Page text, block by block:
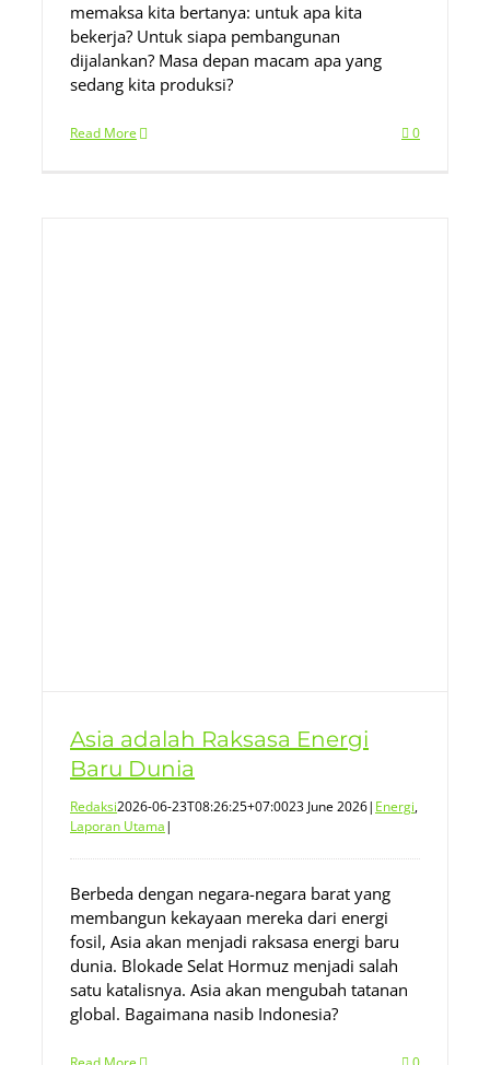
memaksa kita bertanya: untuk apa kita
bekerja? Untuk siapa pembangunan
dijalankan? Masa depan macam apa yang
sedang kita produksi?
Read More 0
Asia adalah Raksasa Energi
Baru Dunia
Redaksi2026-06-23T08:26:25+07:0023 June 2026| Energi,
Laporan Utama|
Berbeda dengan negara-negara barat yang
membangun kekayaan mereka dari energi
fosil, Asia akan menjadi raksasa energi baru
dunia. Blokade Selat Hormuz menjadi salah
satu katalisnya. Asia akan mengubah tatanan
global. Bagaimana nasib Indonesia?